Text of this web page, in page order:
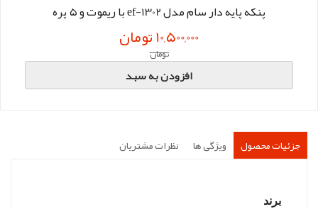
پنکه پایه دار سام مدل ef-1302 با ریموت و ۵ پره
10,500,000 تومان
تومان
افزودن به سبد
جزئیات محصول ویژگی ها نظرات مشتریان
برند